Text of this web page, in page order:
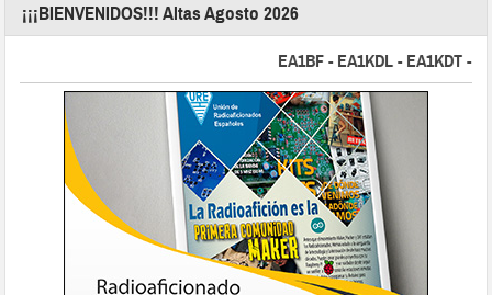
¡¡¡BIENVENIDOS!!! Altas Agosto 2026
EA1BF - EA1KDL - EA1KDT -